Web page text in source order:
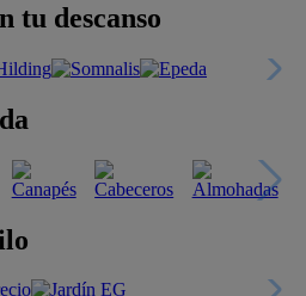
tu descanso